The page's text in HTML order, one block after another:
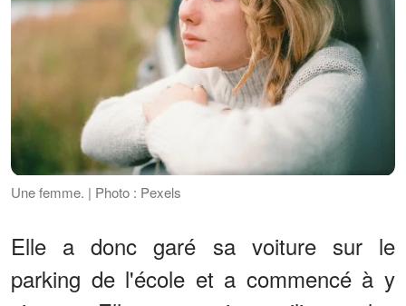
Une femme. | Photo : Pexels
Elle a donc garé sa voiture sur le
parking de l'école et a commencé à y